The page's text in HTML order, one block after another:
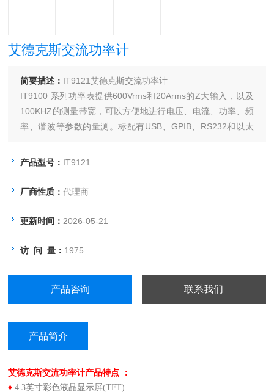
艾德克斯交流功率计
简要描述： IT9121艾德克斯交流功率计
IT9100 系列功率表提供600Vrms和20Arms的Z大输入，以及
100KHZ的测量带宽，可以方便地进行电压、电流、功率、频
率、谐波等参数的量测。标配有USB、GPIB、RS232和以太
控制，同时您还可以利用USB外围设备接口，直接将量测参数
产品型号： IT9121
厂商性质：代理商
更新时间：2026-05-21
访 问 量： 1975
产品咨询 联系我们
产品简介
艾德克斯交流功率计产品特点 ：
♦4.3英寸彩色液晶显示屏(TFT)